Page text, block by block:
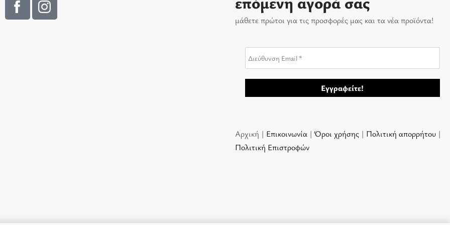
μάθετε πρώτοι για τις προσφορές μας και τα νέα προϊόντα!
Αρχική | Επικοινωνία |Όροι χρήσης| Πολιτική απορρήτου|
Πολιτική Επιστροφών